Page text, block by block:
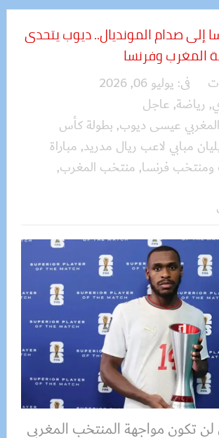
إلى صدام المونديال.. ديوب يتحدى
المغرب وفرنسا
فى: يوليو 06, 2026
, رياضة, عاجل
عيسى ديوب, بطولة كأس
مبابي لاعب ريال مدريد, مباراة
فرنسا, منتخب المغرب,
تكون مواجهة المنتخب المغربي